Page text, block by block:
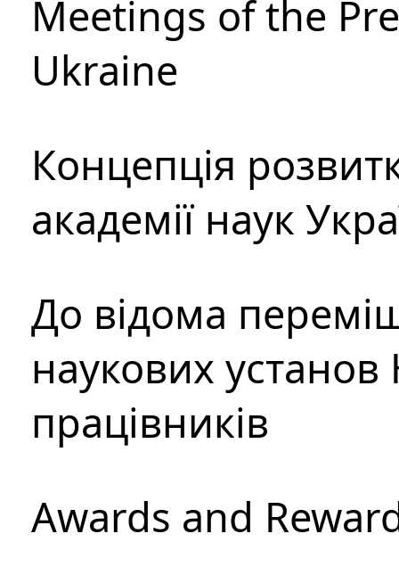
Meetings of the
Ukraine
Концепція
академії наук
До відома
наукових установ
працівників
Awards and